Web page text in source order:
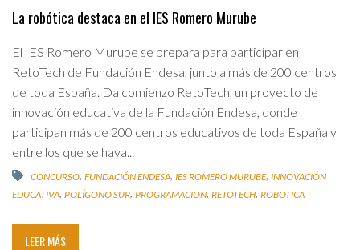
La robótica destaca en el IES Romero Murube
El IES Romero Murube se prepara para participar en
RetoTech de Fundación Endesa, junto a más de 200 centros
de toda España. Da comienzo RetoTech, un proyecto de
innovación educativa de la Fundación Endesa, donde
participan más de 200 centros educativos de toda España y
entre los que se haya...
CONCURSO, FUNDACIÓN ENDESA, IES ROMERO MURUBE, INNOVACIÓN
EDUCATIVA, POLÍGONO SUR, PROGRAMACION, RETOTECH, ROBOTICA
LEER MÁS